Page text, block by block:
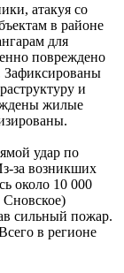
атакуя со
в районе
для
повреждено
Зафиксированы
и
жилые
удар по
за возникших
около 10 000
Сновское)
сильный пожар.
в регионе